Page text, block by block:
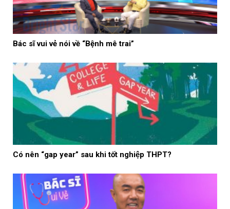
Bác sĩ vui vẻ nói về “Bệnh mê trai”
Có nên “gap year” sau khi tốt nghiệp THPT?